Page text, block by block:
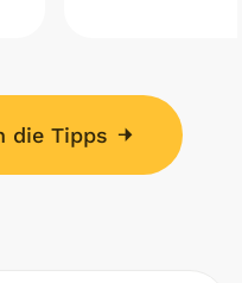
die Tipps